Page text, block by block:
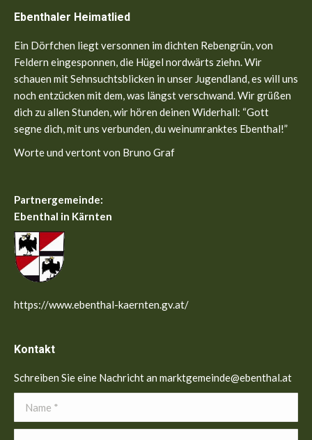
opens
in
new
window
opens
in
new
window
Ebenthaler Heimatlied
Ein Dörfchen liegt versonnen im dichten Rebengrün, von
Feldern eingesponnen, die Hügel nordwärts ziehn. Wir
schauen mit Sehnsuchtsblicken in unser Jugendland, es will uns
noch entzücken mit dem, was längst verschwand. Wir grüßen
dich zu allen Stunden, wir hören deinen Widerhall: “Gott
segne dich, mit uns verbunden, du weinumranktes Ebenthal!”
Worte und vertont von Bruno Graf
Partnergemeinde:
Ebenthal in Kärnten
https://www.ebenthal-kaernten.gv.at/
Kontakt
Schreiben Sie eine Nachricht an marktgemeinde@ebenthal.at
Name *